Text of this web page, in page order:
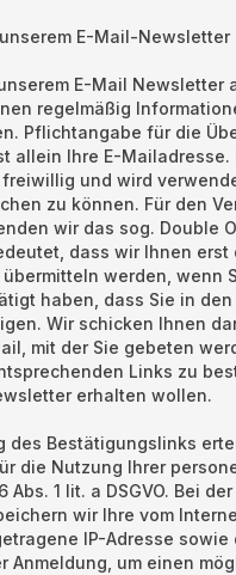
E-Mail-Newsletter
E-Mail Newsletter
regelmäßig
Pflichtangabe für die
allein Ihre E-Mailadresse.
und wird
zu können. Für den
wir das sog. Double
dass wir Ihnen erst
werden, wenn
haben, dass Sie in den
Wir schicken Ihnen
mit der Sie gebeten
Links zu
erhalten wollen.
des Bestätigungslinks
die Nutzung Ihrer
Abs. 1 lit. a DSGVO. Bei
wir Ihre vom
IP-Adresse sowie
Anmeldung, um einen